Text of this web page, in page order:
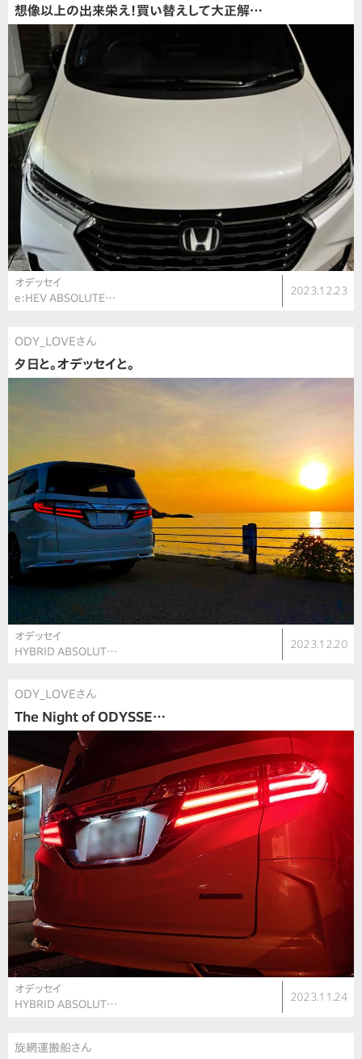
想像以上の出来栄え！買い替えして大正解…
オデッセイ
e:HEV ABSOLUTE…
2023.12.23
ODY_LOVEさん
夕日と。オデッセイと。
オデッセイ
HYBRID ABSOLUT…
2023.12.20
ODY_LOVEさん
The Night of ODYSSE…
オデッセイ
HYBRID ABSOLUT…
2023.11.24
旋網運搬船さん